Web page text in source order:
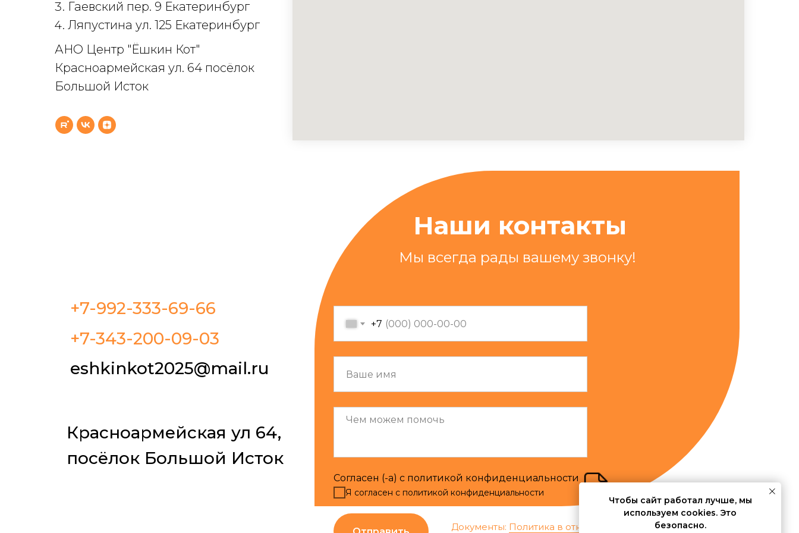
Чтобы сайт работал лучше, мы
используем cookies. Это
безопасно.
Гаевский пер. 9 Екатеринбург
Ляпустина ул. 125 Екатеринбург
АНО Центр "Ёшкин Кот"
Красноармейская ул. 64 посёлок
Большой Исток
Наши контакты
Мы всегда рады вашему звонку!
+7
Согласен (-а) с политикой конфиденциальности
Я согласен с политикой конфиденциальности
+7-343-200-09-03
+7-992-333-69-66
eshkinkot2025@mail.ru
Документы: Политика в отношении обработки персональных
Красноармейская ул 64,
посёлок Большой Исток